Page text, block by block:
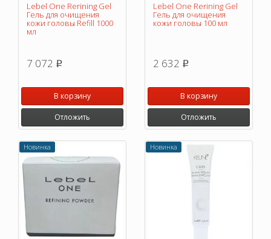
Lebel One Rerining Gel
Гель для очищения
кожи головы Refill 1000
мл
7 072 p
В корзину
Отложить
Lebel One Rerining Gel
Гель для очищения
кожи головы 100 мл
2 632 p
В корзину
Отложить
Новинка Новинка